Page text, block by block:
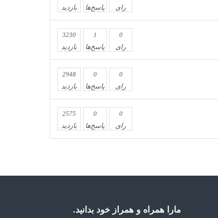
بازدید پاسخ‌ها رای
3230
بازدید
1
پاسخ‌ها
0
رای
2948
بازدید
0
پاسخ‌ها
0
رای
2575
بازدید
0
پاسخ‌ها
0
رای
مارا همراه و همراز خود بدانید.